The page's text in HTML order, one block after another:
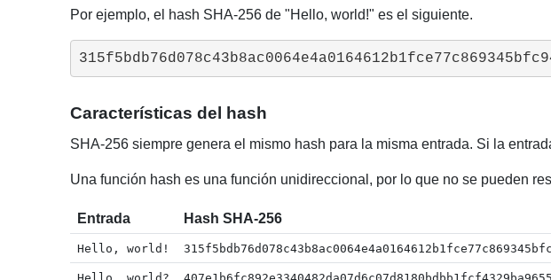
Por ejemplo, el hash SHA-256 de "Hello, world!" es el siguiente.
Características del hash
SHA-256 siempre genera el mismo hash para la misma entrada. Si la
Una función hash es una función unidireccional, por lo que no se pueden
Entrada Hash SHA-256
Hello, world!